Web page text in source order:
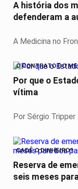
A história dos
defenderam a
A Medicina no
O CONTRATO DO
Por que o
vítima
Por Sérgio Tripper
CADÊ O DINHEIRO?
Reserva de
seis meses